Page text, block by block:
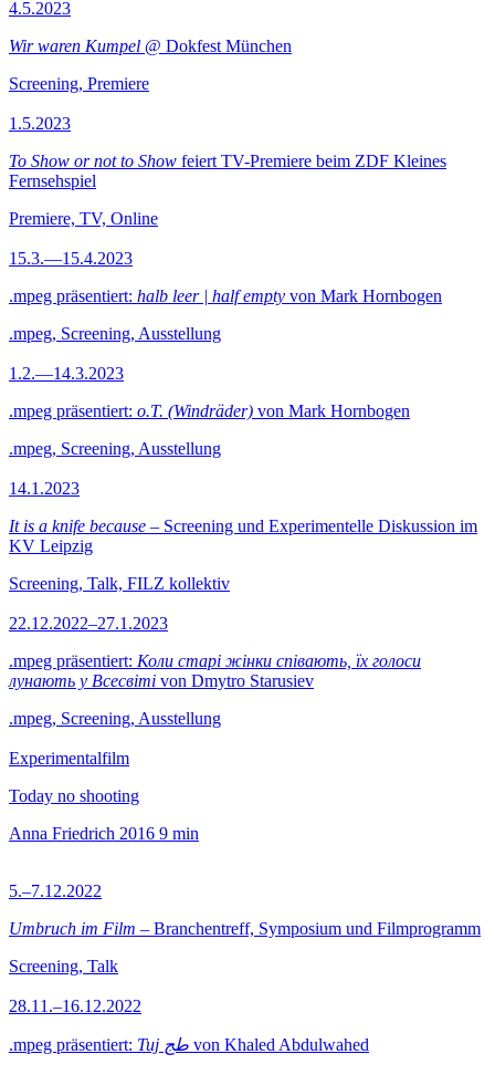
4.5.2023
Wir waren Kumpel @ Dokfest München
Screening, Premiere
1.5.2023
To Show or not to Show feiert TV-Premiere beim ZDF Kleines
Fernsehspiel
Premiere, TV, Online
15.3.—15.4.2023
.mpeg präsentiert: halb leer | half empty von Mark Hornbogen
.mpeg, Screening, Ausstellung
1.2.—14.3.2023
.mpeg präsentiert: o.T. (Windräder) von Mark Hornbogen
.mpeg, Screening, Ausstellung
14.1.2023
It is a knife because – Screening und Experimentelle Diskussion im
KV Leipzig
Screening, Talk, FILZ kollektiv
22.12.2022–27.1.2023
.mpeg präsentiert: Коли старі жінки співають, їх голоси
лунають у Всесвіті von Dmytro Starusiev
.mpeg, Screening, Ausstellung
Experimentalfilm
Today no shooting
Anna Friedrich 2016 9 min
5.–7.12.2022
Umbruch im Film – Branchentreff, Symposium und Filmprogramm
Screening, Talk
28.11.–16.12.2022
.mpeg präsentiert: Tuj طج von Khaled Abdulwahed